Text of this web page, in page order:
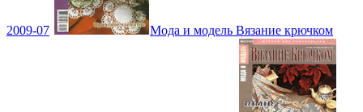
2009-07 Мода и модель Вязание крючком